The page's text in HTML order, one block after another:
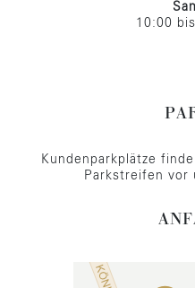
10:00
Kundenparkplätze
Parkstreifen vor